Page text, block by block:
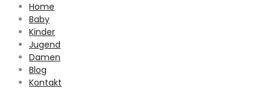
Home
Baby
Kinder
Jugend
Damen
Blog
Kontakt